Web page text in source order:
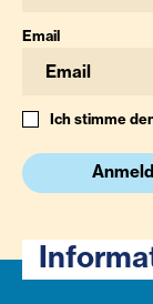
Email
Ich stimme